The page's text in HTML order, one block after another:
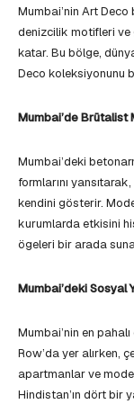
Mumbai’nin Art
denizcilik motifleri ve
katar. Bu bölge,
Deco koleksiyonunu
Mumbai’de Brütalist
Mumbai’deki
formlarını
kendini gösterir.
kurumlarda etkisini
ögeleri bir arada
Mumbai’deki Sosyal
Mumbai’nin en
Row’da yer alırken,
apartmanlar ve
Hindistan’ın dört bir